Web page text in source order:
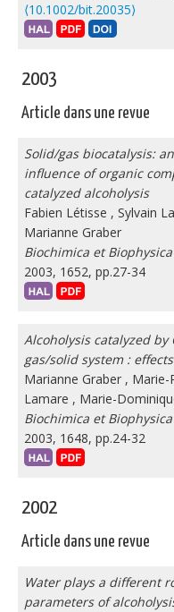
⟨10.1002/bit.20035⟩
2003
Article dans une revue
Solid/gas biocatalysis:
influence of organic
catalyzed alcoholysis
Fabien Létisse , Sylvain
Marianne Graber
Biochimica et
2003, 1652, pp.27-34
Alcoholysis catalyzed
gas/solid system :
Marianne Graber , Marie-
Lamare , Marie-
Biochimica et
2003, 1648, pp.24-32
2002
Article dans une revue
Water plays a different
parameters of